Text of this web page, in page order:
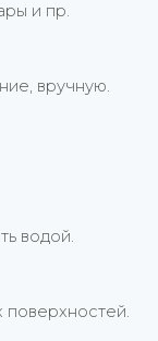
и пр.
вручную.
водой.